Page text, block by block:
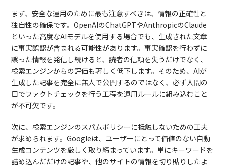
まず、安全な運用のために最も注意すべきは、情報の正確性と
独自性の確保です。OpenAIのChatGPTやAnthropicのClaude
といった高度なAIモデルを使用する場合でも、生成された文章
に事実誤認が含まれる可能性があります。事実確認を行わずに
誤った情報を発信し続けると、読者の信頼を失うだけでなく、
検索エンジンからの評価も著しく低下します。そのため、AIが
生成した記事を完全に無人で公開するのではなく、必ず人間の
目でファクトチェックを行う工程を運用ルールに組み込むこと
が不可欠です。
次に、検索エンジンのスパムポリシーに抵触しないための工夫
が求められます。Googleは、ユーザーにとって価値のない自動
生成コンテンツを厳しく取り締まっています。単にキーワードを
詰め込んだだけの記事や、他のサイトの情報を切り貼りしたよ